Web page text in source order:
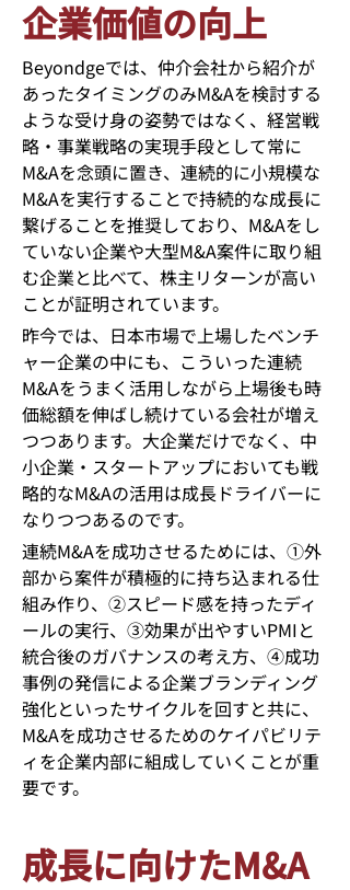
企業価値の向上
Beyondgeでは、仲介会社から紹介が
あったタイミングのみM&Aを検討する
ような受け身の姿勢ではなく、経営戦
略・事業戦略の実現手段として常に
M&Aを念頭に置き、連続的に小規模な
M&Aを実行することで持続的な成長に
繋げることを推奨しており、 M&Aをし
ていない企業や大型M&A案件に取り組
む企業と比べて、株主リターンが高い
ことが証明されています。
昨今では、日本市場で上場したベンチ
ャー企業の中にも、こういった連続
M&Aをうまく活用しながら上場後も時
価総額を伸ばし続けている会社が増え
つつあります。大企業だけでなく、中
小企業・スタートアップにおいても戦
略的なM&Aの活用は成長ドライバーに
なりつつあるのです。
連続M&Aを成功させるためには、①外
部から案件が積極的に持ち込まれる仕
組み作り、②スピード感を持ったディ
ールの実行、③効果が出やすいPMIと
統合後のガバナンスの考え方、④成功
事例の発信による企業ブランディング
強化といったサイクルを回すと共に、
M&Aを成功させるためのケイパビリテ
ィを企業内部に組成していくことが重
要です。
成長に向けたM&A